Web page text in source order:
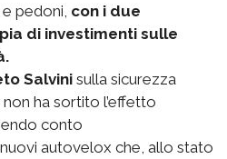
pedoni, con i due
di investimenti sulle
Salvinisulla sicurezza
ha sortito l’effetto
conto
autovelox che, allo stato